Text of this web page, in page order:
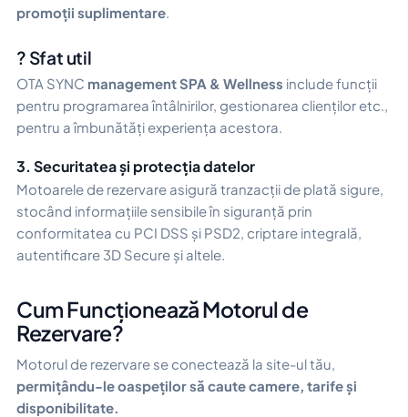
promoții suplimentare
? Sfat util
OTA SYNC management SPA & Wellness include funcții
pentru programarea întâlnirilor, gestionarea clienților etc.,
pentru a îmbunătăți experiența acestora.
3. Securitatea și protecția datelor
Motoarele de rezervare asigură tranzacții de plată sigure,
stocând informațiile sensibile în siguranță prin
conformitatea cu PCI DSS și PSD2, criptare integrală,
autentificare 3D Secure și altele.
Cum Funcționează Motorul de
Rezervare?
Motorul de rezervare se conectează la site-ul tău,
permițându-le oaspeților să caute camere, tarife și
disponibilitate.